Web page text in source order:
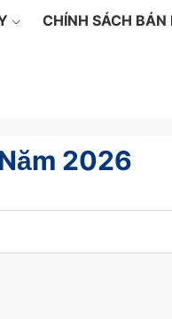
CHÍNH SÁCH BÁN
2026